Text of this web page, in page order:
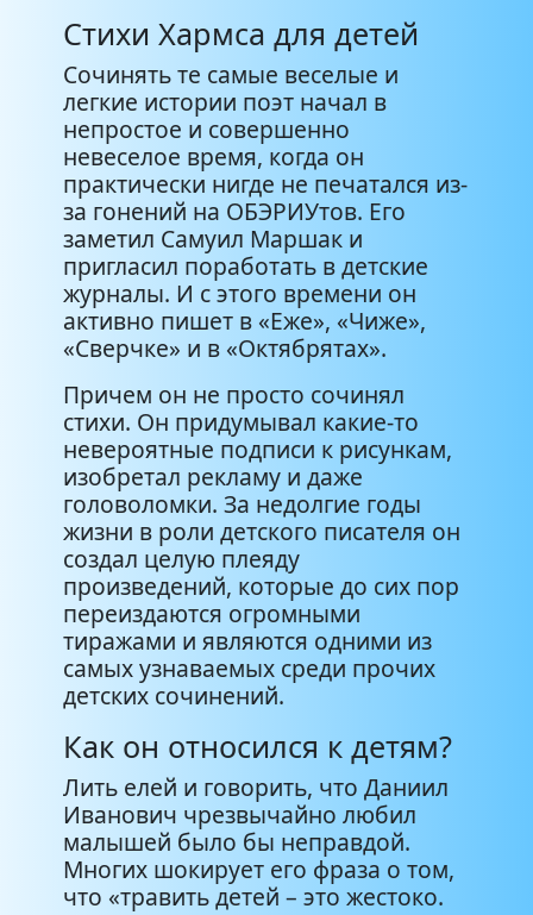
Стихи Хармса для детей
Сочинять те самые веселые и
легкие истории поэт начал в
непростое и совершенно
невеселое время, когда он
практически нигде не печатался из-
за гонений на ОБЭРИУтов. Его
заметил Самуил Маршак и
пригласил поработать в детские
журналы. И с этого времени он
активно пишет в «Еже», «Чиже»,
«Сверчке» и в «Октябрятах».
Причем он не просто сочинял
стихи. Он придумывал какие-то
невероятные подписи к рисункам,
изобретал рекламу и даже
головоломки. За недолгие годы
жизни в роли детского писателя он
создал целую плеяду
произведений, которые до сих пор
переиздаются огромными
тиражами и являются одними из
самых узнаваемых среди прочих
детских сочинений.
Как он относился к детям?
Лить елей и говорить, что Даниил
Иванович чрезвычайно любил
малышей было бы неправдой.
Многих шокирует его фраза о том,
что «травить детей – это жестоко.